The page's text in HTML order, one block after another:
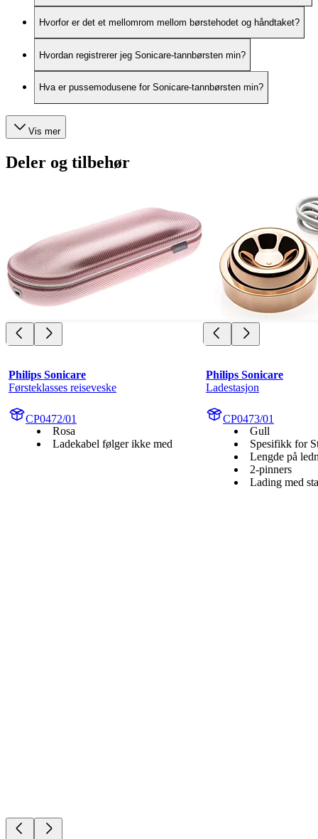
Hvorfor er det et mellomrom mellom børstehodet og håndtaket?
Hvordan registrerer jeg Sonicare-tannbørsten min?
Hva er pussemodusene for Sonicare-tannbørsten min?
Vis mer
Deler og tilbehør
Philips Sonicare
Førsteklasses reiseveske
CP0472/01
Rosa
Ladekabel følger ikke med
Philips Sonicare
Ladestasjon
CP0473/01
Gull
Spesifikk for
Lengde på
2-pinners
Lading med